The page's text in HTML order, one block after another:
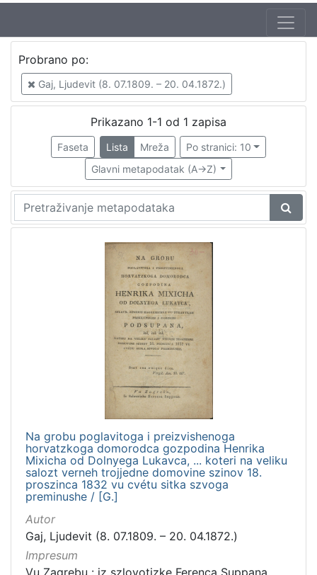
Probrano po:
Gaj, Ljudevit (8. 07.1809. – 20. 04.1872.)
Prikazano 1-1 od 1 zapisa
Faseta Lista Mreža
Po stranici: 10
Glavni metapodatak (A->Z)
Na grobu poglavitoga i preizvishenoga
horvatzkoga domorodca gozpodina Henrika
Mixicha od Dolnyega Lukavca, ... koteri na veliku
salozt verneh trojjedne domovine szinov 18.
proszinca 1832 vu cvétu sitka szvoga
preminushe / [G.]
Autor
Gaj, Ljudevit (8. 07.1809. – 20. 04.1872.)
Impresum